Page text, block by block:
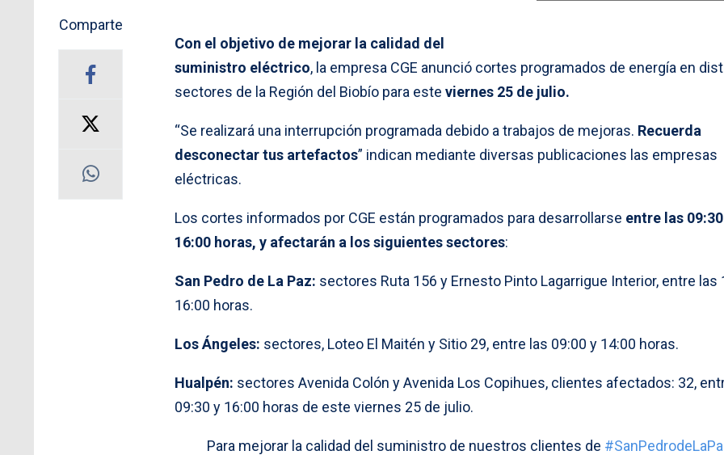
Comparte
Con el objetivo de mejorar la calidad del
suministro eléctrico, la empresa CGE anunció cortes programados de energía en
sectores de la Región del Biobío para este viernes 25 de julio.
“Se realizará una interrupción programada debido a trabajos de mejoras. Recuerda
desconectar tus artefactos” indican mediante diversas publicaciones las empresas
eléctricas.
Los cortes informados por CGE están programados para desarrollarse entre las
16:00 horas, y afectarán a los siguientes sectores:
San Pedro de La Paz: sectores Ruta 156 y Ernesto Pinto Lagarrigue Interior, entre las
16:00 horas.
Los Ángeles: sectores, Loteo El Maitén y Sitio 29, entre las 09:00 y 14:00 horas.
Hualpén: sectores Avenida Colón y Avenida Los Copihues, clientes afectados: 32,
09:30 y 16:00 horas de este viernes 25 de julio.
Para mejorar la calidad del suministro de nuestros clientes de